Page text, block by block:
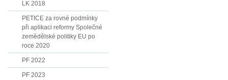
LK 2018
PETICE za rovné podmínky
při aplikaci reformy Společné
zemědělské politiky EU po
roce 2020
PF 2022
PF 2023